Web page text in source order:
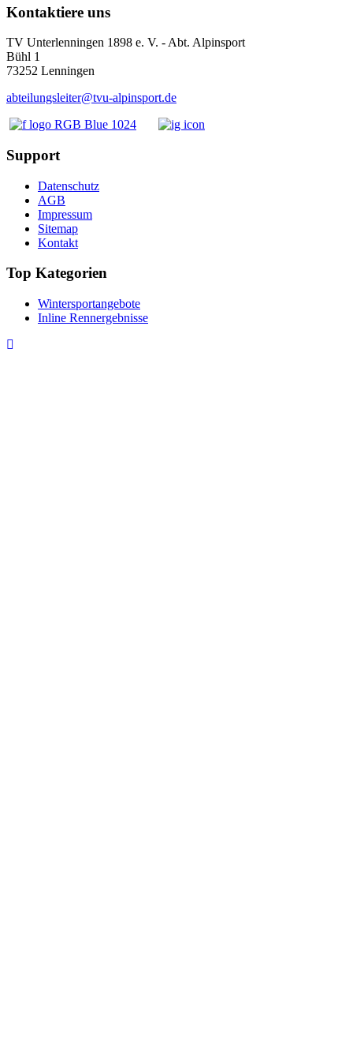
Kontaktiere uns
TV Unterlenningen 1898 e. V. - Abt. Alpinsport
Bühl 1
73252 Lenningen
abteilungsleiter@tvu-alpinsport.de
Support
Datenschutz
AGB
Impressum
Sitemap
Kontakt
Top Kategorien
Wintersportangebote
Inline Rennergebnisse